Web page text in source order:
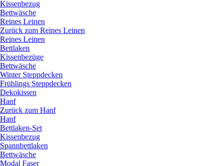
Kissenbezug
Bettwäsche
Reines Leinen
Zurück zum Reines Leinen
Reines Leinen
Bettlaken
Kissenbezüge
Bettwäsche
Winter Steppdecken
Frühlings Steppdecken
Dekokissen
Hanf
Zurück zum Hanf
Hanf
Bettlaken-Set
Kissenbezug
Spannbettlaken
Bettwäsche
Modal Faser